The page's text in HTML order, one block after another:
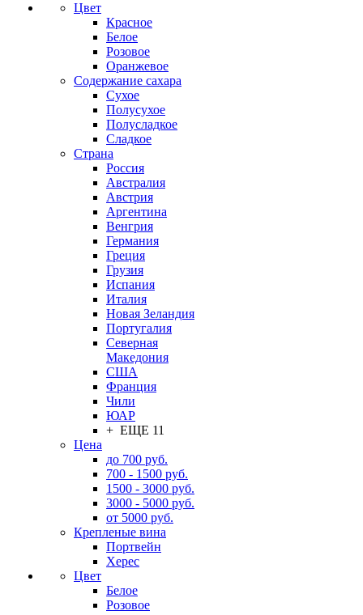
Цвет
Красное
Белое
Розовое
Оранжевое
Содержание сахара
Сухое
Полусухое
Полусладкое
Сладкое
Страна
Россия
Австралия
Австрия
Аргентина
Венгрия
Германия
Греция
Грузия
Испания
Италия
Новая Зеландия
Португалия
Северная
Македония
США
Франция
Чили
ЮАР
+ ЕЩЕ 11
Цена
до 700 руб.
700 - 1500 руб.
1500 - 3000 руб.
3000 - 5000 руб.
от 5000 руб.
Крепленые вина
Портвейн
Херес
Цвет
Белое
Розовое